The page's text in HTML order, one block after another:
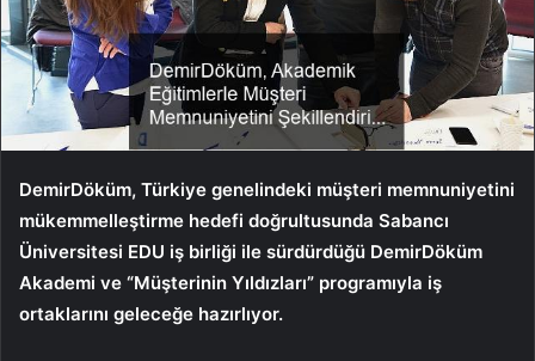
DemirDöküm, Türkiye genelindeki müşteri memnuniyetini
mükemmelleştirme hedefi doğrultusunda Sabancı
Üniversitesi EDU iş birliği ile sürdürdüğü DemirDöküm
Akademi ve “Müşterinin Yıldızları” programıyla iş
ortaklarını geleceğe hazırlıyor.